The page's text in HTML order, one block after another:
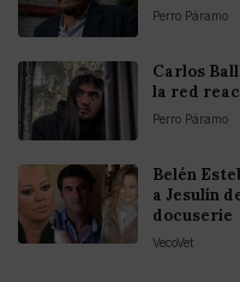
Perro Páramo
Carlos
la red
Perro Páramo
Belén
a Jesulín
docuserie
VecoVet